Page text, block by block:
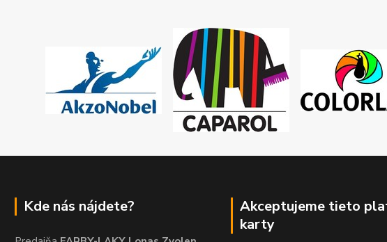
Kde nás nájdete?
Akceptujeme tieto
karty